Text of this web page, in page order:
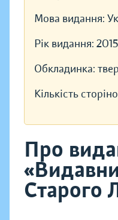
Мова видання:
Рік видання: 2015
Обкладинка:
Кількість
Про
Старого